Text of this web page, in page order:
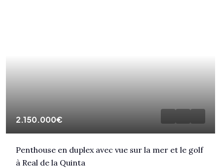
2.150.000€
Penthouse en duplex avec vue sur la mer et le golf
à Real de la Quinta